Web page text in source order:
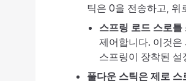
틱은 0을 전송하고, 위
스프링 로드 스로틀
제어합니다. 이것은
스프링이 장착된 설
풀다운 스틱은 제로 스